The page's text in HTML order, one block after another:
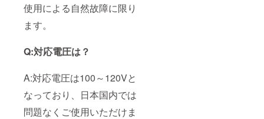
使用による自然故障に限り
ます。
Q:対応電圧は？
A:対応電圧は100～120Vと
なっており、日本国内では
問題なくご使用いただけま